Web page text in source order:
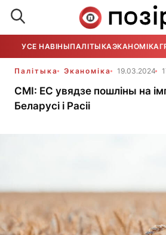
УСЕ НАВІНЫПАЛІТЫКАЭКАНОМІКА
Палітыка Эканоміка 19.03.2024
СМІ: ЕС увядзе пошліны на
Беларусі і Расіі